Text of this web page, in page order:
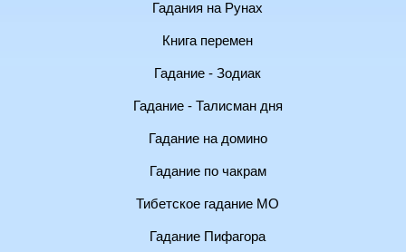
Гадания на Рунах
Книга перемен
Гадание - Зодиак
Гадание - Талисман дня
Гадание на домино
Гадание по чакрам
Тибетское гадание МО
Гадание Пифагора